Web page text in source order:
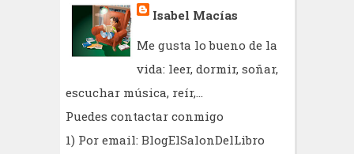
Isabel Macías
Me gusta lo bueno de la
vida: leer, dormir, soñar,
escuchar música, reír,...
Puedes contactar conmigo
1) Por email: BlogElSalonDelLibro